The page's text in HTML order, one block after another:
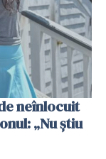
neînlocuit
„Nu știu